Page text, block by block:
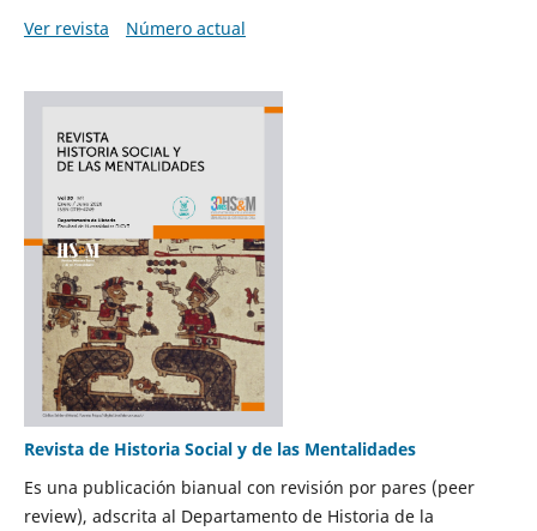
Ver revista
Número actual
Revista de Historia Social y de las Mentalidades
Es una publicación bianual con revisión por pares (peer
review), adscrita al Departamento de Historia de la